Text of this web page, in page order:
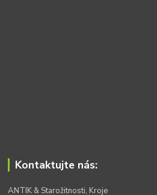
Kontaktujte nás:
ANTIK & Starožitnosti, Kroje